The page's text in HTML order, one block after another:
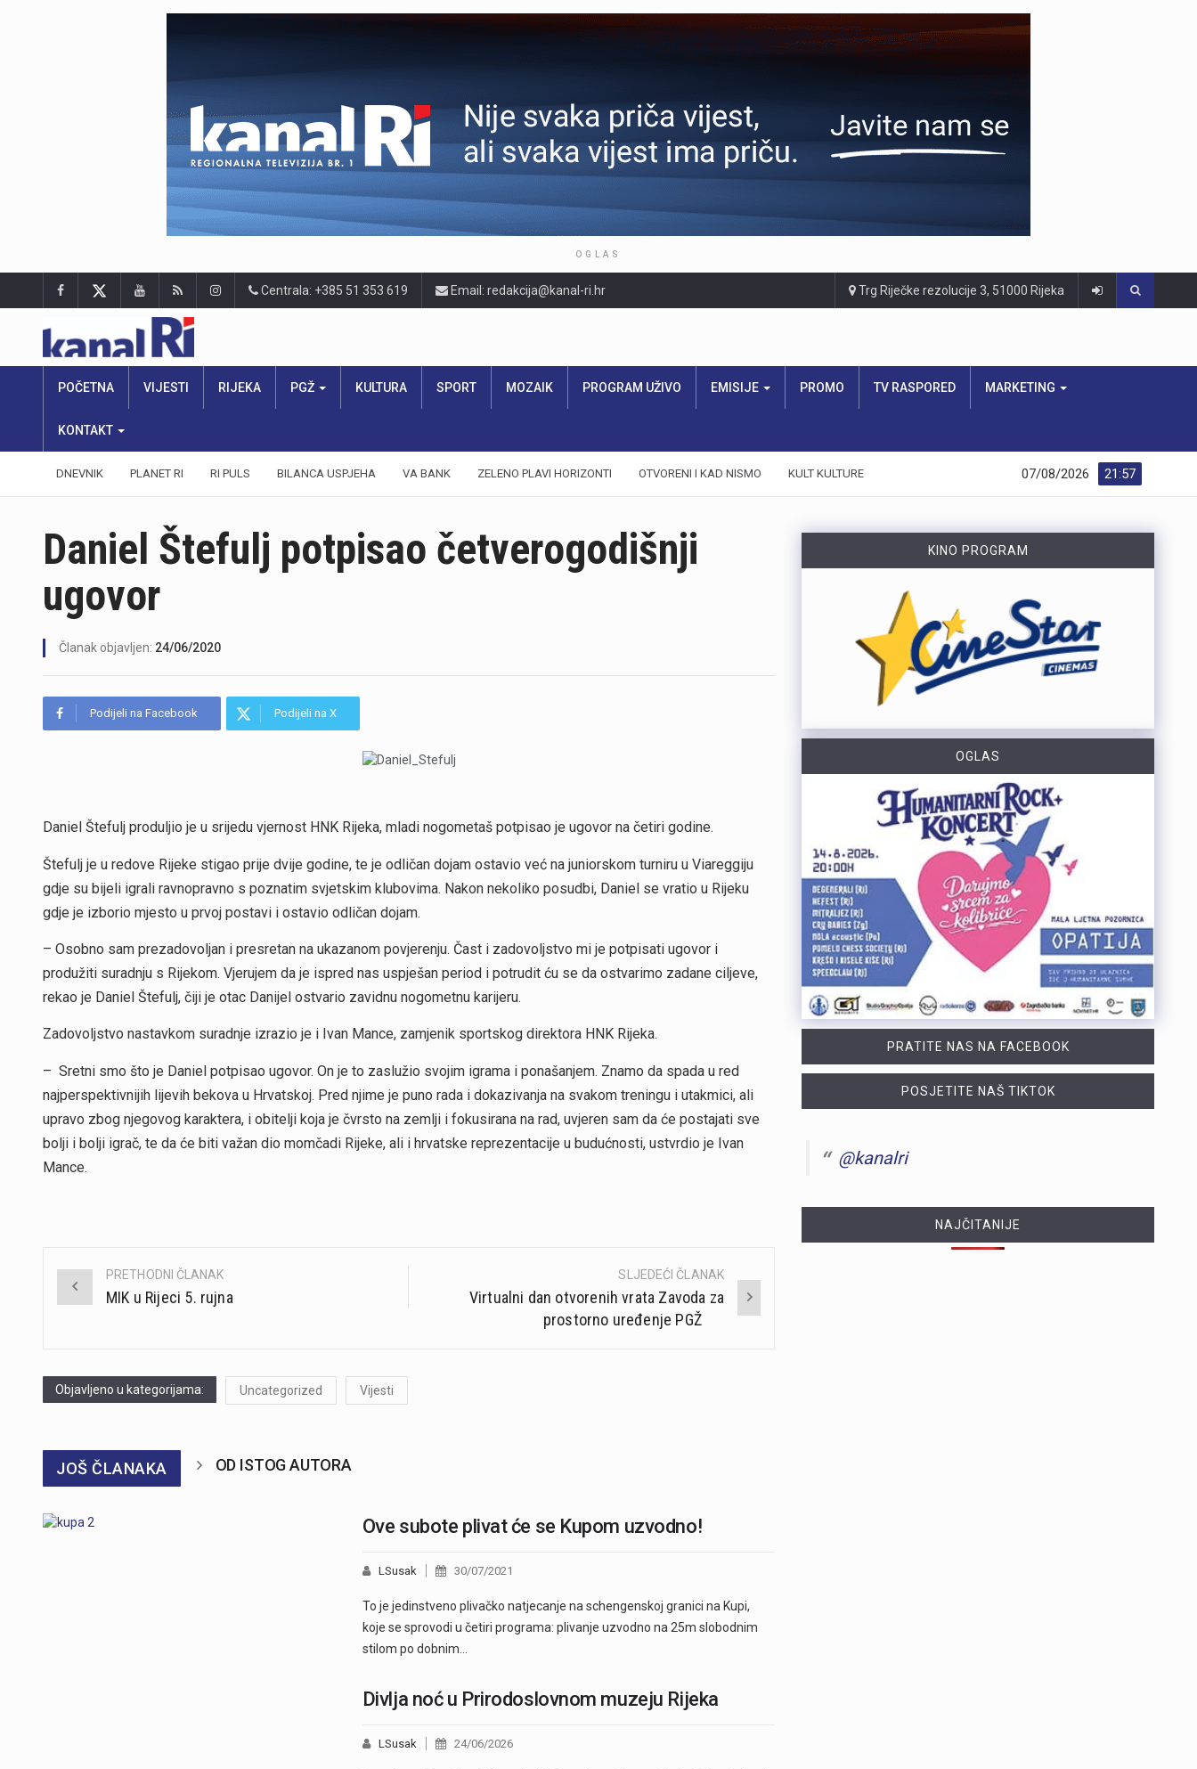
OGLAS
Centrala: +385 51 353 619 Email: redakcija@kanal-ri.hr Trg Riječke rezolucije 3, 51000 Rijeka
POČETNA VIJESTI RIJEKA PGŽ KULTURA SPORT MOZAIK PROGRAM UŽIVO EMISIJE PROMO TV RASPORED MARKETING
KONTAKT
DNEVNIK PLANET RI RI PULS BILANCA USPJEHA VA BANK ZELENO PLAVI HORIZONTI OTVORENI I KAD NISMO KULT KULTURE 21:57
07/08/2026
Daniel Štefulj potpisao četverogodišnji
ugovor
Članak objavljen: 24/06/2020
Podijeli na Facebook Podijeli na X
Daniel Štefulj produljio je u srijedu vjernost HNK Rijeka, mladi nogometaš potpisao je ugovor na četiri godine.
Štefulj je u redove Rijeke stigao prije dvije godine, te je odličan dojam ostavio već na juniorskom turniru u Viareggiju
gdje su bijeli igrali ravnopravno s poznatim svjetskim klubovima. Nakon nekoliko posudbi, Daniel se vratio u Rijeku
gdje je izborio mjesto u prvoj postavi i ostavio odličan dojam.
– Osobno sam prezadovoljan i presretan na ukazanom povjerenju. Čast i zadovoljstvo mi je potpisati ugovor i
produžiti suradnju s Rijekom. Vjerujem da je ispred nas uspješan period i potrudit ću se da ostvarimo zadane ciljeve,
rekao je Daniel Štefulj, čiji je otac Danijel ostvario zavidnu nogometnu karijeru.
Zadovoljstvo nastavkom suradnje izrazio je i Ivan Mance, zamjenik sportskog direktora HNK Rijeka.
– Sretni smo što je Daniel potpisao ugovor. On je to zaslužio svojim igrama i ponašanjem. Znamo da spada u red
najperspektivnijih lijevih bekova u Hrvatskoj. Pred njime je puno rada i dokazivanja na svakom treningu i utakmici, ali
upravo zbog njegovog karaktera, i obitelji koja je čvrsto na zemlji i fokusirana na rad, uvjeren sam da će postajati sve
bolji i bolji igrač, te da će biti važan dio momčadi Rijeke, ali i hrvatske reprezentacije u budućnosti, ustvrdio je Ivan
Mance.
Post
navigation
PRETHODNI ČLANAK
MIK u Rijeci 5. rujna
SLJEDEĆI ČLANAK
Virtualni dan otvorenih vrata Zavoda za
prostorno uređenje PGŽ
Objavljeno u kategorijama: Uncategorized Vijesti
JOŠ ČLANAKA OD ISTOG AUTORA
Ove subote plivat će se Kupom uzvodno!
LSusak 30/07/2021
To je jedinstveno plivačko natjecanje na schengenskoj granici na Kupi,
koje se sprovodi u četiri programa: plivanje uzvodno na 25m slobodnim
stilom po dobnim…
Divlja noć u Prirodoslovnom muzeju Rijeka
LSusak 24/06/2026
KINO PROGRAM
OGLAS
PRATITE NAS NA FACEBOOK
POSJETITE NAŠ TIKTOK
@kanalri
NAJČITANIJE